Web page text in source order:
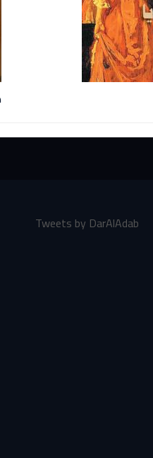
Tweets by DarAlAdab